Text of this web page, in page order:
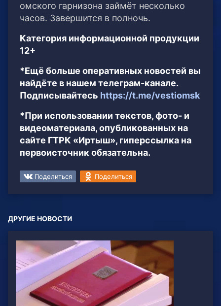
омского гарнизона займёт несколько
часов. Завершится в полночь.
Категория информационной продукции
12+
*Ещё больше оперативных новостей вы
найдёте в нашем телеграм-канале.
Подписывайтесь https://t.me/vestiomsk
*При использовании текстов, фото- и
видеоматериала, опубликованных на
сайте ГТРК «Иртыш», гиперссылка на
первоисточник обязательна.
Поделиться Поделиться
ДРУГИЕ НОВОСТИ